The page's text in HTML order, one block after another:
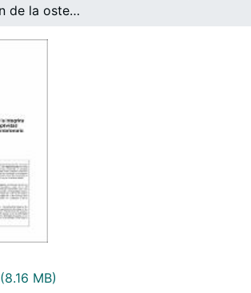
Investigación de la osteopontina y la integrina αvβ3 como marcadores de receptividad endometrial para la implantación embrionaria
(8.16 MB)